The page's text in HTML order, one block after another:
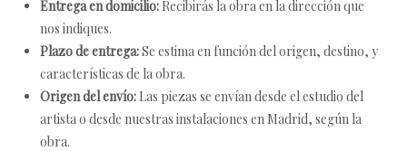
Entrega en domicilio: Recibirás la obra en la dirección que
nos indiques.
Plazo de entrega:Se estima en función del origen, destino, y
características de la obra.
Origen del envío: Las piezas se envían desde el estudio del
artista o desde nuestras instalaciones en Madrid, según la
obra.